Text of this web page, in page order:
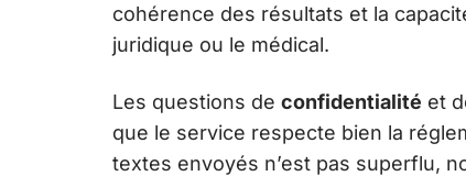
cohérence des résultats et la
juridique ou le médical.
Les questions de confidentialité et
que le service respecte bien la
textes envoyés n’est pas superflu,